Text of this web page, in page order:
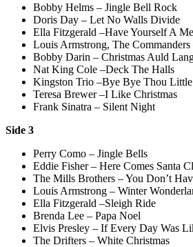
Bobby Helms – Jingle Bell Rock
Doris Day – Let No Walls Divide
Ella Fitzgerald –Have Yourself A
Louis Armstrong, The Commanders
Bobby Darin – Christmas Auld
Nat King Cole –Deck The Halls
Kingston Trio –Bye Bye Thou
Teresa Brewer –I Like Christmas
Frank Sinatra – Silent Night
Side 3
Perry Como – Jingle Bells
Eddie Fisher – Here Comes Santa
The Mills Brothers – You Don’t
Louis Armstrong – Winter
Ella Fitzgerald –Sleigh Ride
Brenda Lee – Papa Noel
Elvis Presley – If Every Day Was
The Drifters – White Christmas